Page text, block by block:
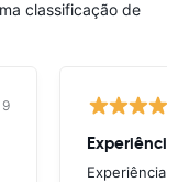
classificação de
Experiência